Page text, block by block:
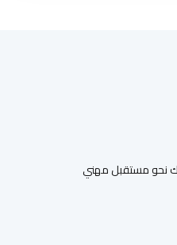
نحو مستقبل مهني